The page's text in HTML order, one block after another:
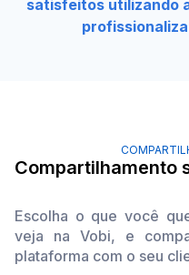
satisfeitos utilizando
Compartilhamento
Escolha o que você
veja na Vobi, e
plataforma com o seu